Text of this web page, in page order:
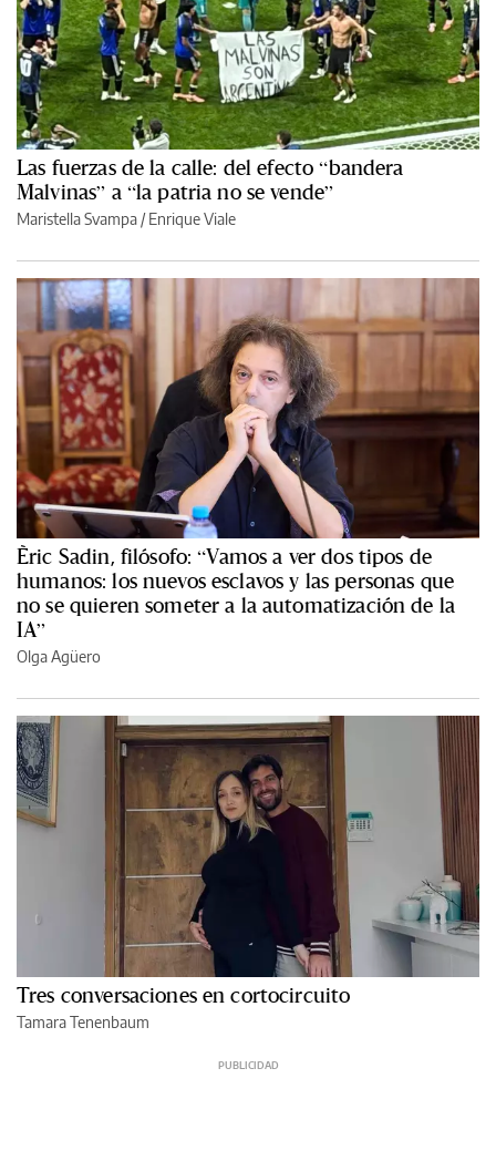
Las fuerzas de la calle: del efecto “bandera
Malvinas” a “la patria no se vende”
Maristella Svampa /Enrique Viale
Èric Sadin, filósofo: “Vamos a ver dos tipos de
humanos: los nuevos esclavos y las personas que
no se quieren someter a la automatización de la
IA”
Olga Agüero
Tres conversaciones en cortocircuito
Tamara Tenenbaum